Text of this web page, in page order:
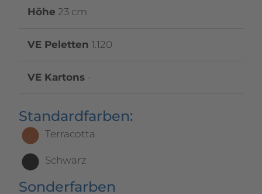
Höhe 23 cm
VE Peletten 1.120
VE Kartons -
Standardfarben:
Terracotta
Schwarz
Sonderfarben